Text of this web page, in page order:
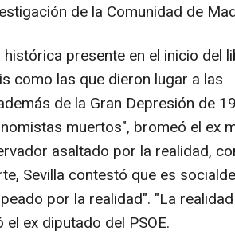
de la Comunidad de
presente en el inicio del
como las que dieron lugar a las
de la Gran Depresión de
muertos", bromeó el ex
asaltado por la realidad,
Sevilla contestó que es
por la realidad". "La
ex diputado del PSOE.